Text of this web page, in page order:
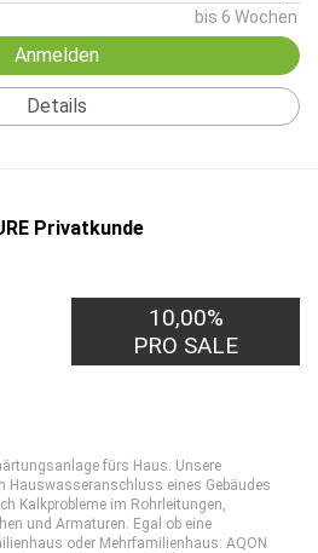
bis 6 Wochen
Anmelden
Details
Privatkunde
100,00€
PRO LEAD
10,00%
PRO SALE
fürs Haus. Unsere
Hauswasseranschluss eines Gebäudes
Kalkprobleme im Rohrleitungen,
und Armaturen. Egal ob eine
oder Mehrfamilienhaus: AQON